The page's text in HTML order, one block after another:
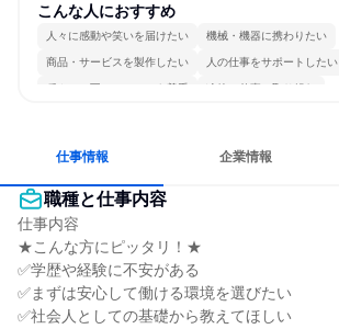
こんな人におすすめ
人々に感動や笑いを届けたい 機械・機器に携わりたい
商品・サービスを製作したい 人の仕事をサポートしたい
穏やかで互いのペースを尊重 冷静に仕事に取り組む
仕事情報 企業情報
職種と仕事内容
仕事内容
★こんな方にピッタリ！★
✅学歴や経験に不安がある
✅まずは安心して働ける環境を選びたい
✅社会人としての基礎から教えてほしい